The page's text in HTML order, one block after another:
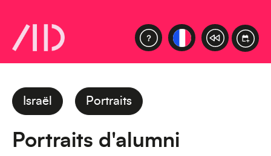
Israël Portraits
Portraits d'alumni